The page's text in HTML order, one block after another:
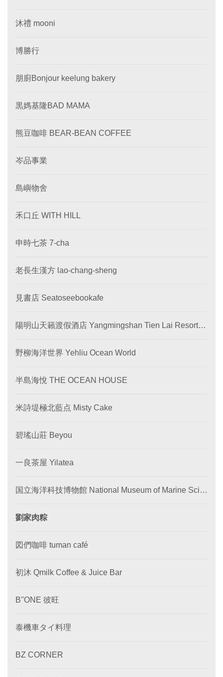
沐禮 mooni
博勝行
朋廚Bonjour keelung bakery
黒媽基隆BAD MAMA
熊豆咖啡 BEAR-BEAN COFFEE
岑品事業
島嶼物舍
禾口丘 WITH HILL
申時七茶 7-cha
老長生漢方 lao-chang-sheng
見書店 Seatoseebookafe
陽明山天籟渡假酒店 Yangmingshan Tien Lai Resort &
野柳海洋世界 Yehliu Ocean World
半島海悅 THE OCEAN HOUSE
米詩堤極北藍点 Misty Cake
碧瑤山莊 Beyou
一良茶屋 Yilatea
国立海洋科技博物館 National Museum of Marine Scie
劉家肉粽
図們咖啡 tuman café
初沐 Qmilk Coffee & Juice Bar
B''ONE 彼旺
泰機車タイ料理
BZ CORNER